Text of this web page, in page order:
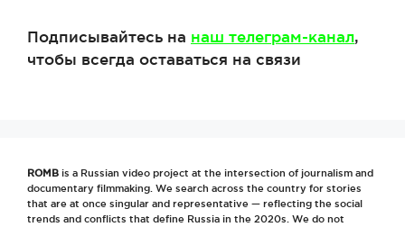
Подписывайтесь на наш телеграм-канал,
чтобы всегда оставаться на связи
ROMB is a Russian video project at the intersection of journalism and
documentary filmmaking. We search across the country for stories
that are at once singular and representative — reflecting the social
trends and conflicts that define Russia in the 2020s. We do not